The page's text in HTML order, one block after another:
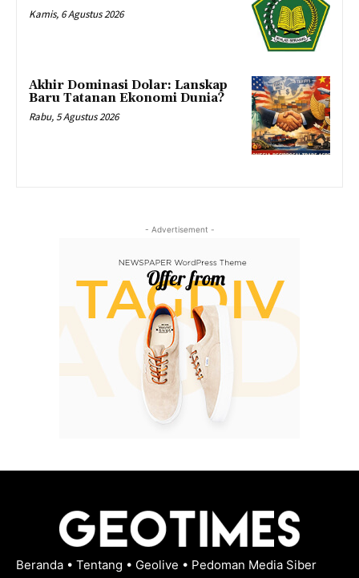
Kamis, 6 Agustus 2026
Akhir Dominasi Dolar: Lanskap
Baru Tatanan Ekonomi Dunia?
Rabu, 5 Agustus 2026
- Advertisement -
Beranda • Tentang • Geolive • Pedoman Media Siber